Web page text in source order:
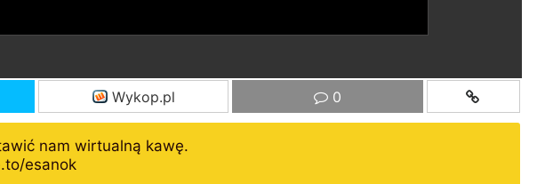
Wykop.pl 0
nam wirtualną kawę.
esanok